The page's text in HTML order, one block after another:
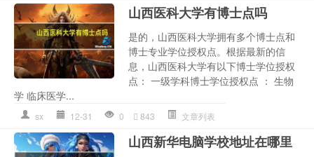
山西医科大学有博士点吗
是的，山西医科大学拥有多个博士点和
博士专业学位授权点。根据最新的信
息，山西医科大学有以下博士学位授权
点： 一级学科博士学位授权点 ： 生物
学 临床医学...
sx 12-31 0 843 文章列表
山西新华电脑学校地址在哪里